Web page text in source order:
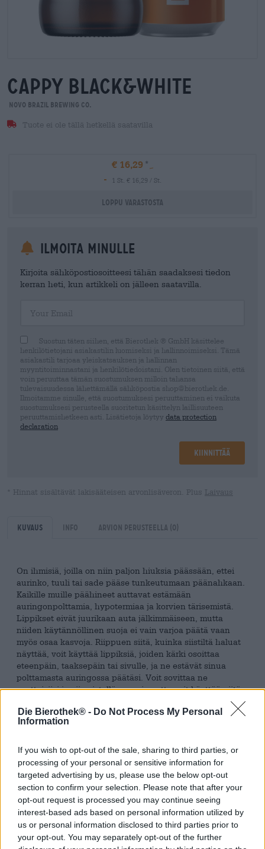
Die Bierothek® - Do Not Process My Personal
Information
If you wish to opt-out of the sale, sharing to third parties, or
processing of your personal or sensitive information for
targeted advertising by us, please use the below opt-out
section to confirm your selection. Please note that after your
opt-out request is processed you may continue seeing
interest-based ads based on personal information utilized by
us or personal information disclosed to third parties prior to
your opt-out. You may separately opt-out of the further
cappy black&white
Novo Brazil Brewing Co.
Tuote ei ole tällä hetkellä saatavilla
€ 16,29
-
1 St. € 16,29 / St.
Loppu varastosta
Ilmoita minulle
Kirjoita sähköpostiosoitteesi tähän saadaksesi tiedon
kerran heti, kun artikkeli on jälleen saatavilla.
Suostun täten siihen, että Bierothek ® GmbH käsittelee
henkilötietojani asiakastilin luomiseksi ja hallinnoimiseksi. Tämä
asiakastili tarjoaa yleiskatsauksen ja hallinnan
myyntitoiminnastani ja henkilötiedoistani. Olen tietoinen siitä, että
voin peruuttaa tämän suostumuksen milloin tahansa
tulevaisuudessa lähettämällä sähköpostia shop@bierothek.de.
Ilmoitamme sinulle, että suostumuksesi peruuttaminen ei vaikuta
suostumuksesi perusteella suoritetun käsittelyn laillisuuteen
peruuttamishetkeen asti. Lisätietoja löytyy data protection
declaration
Kiinnittää
* Hinnat sisältävät lakisääteisen arvonlisäveron. Plus Laivaus
Kuvaus Info Arvion perusteella (0)
On ihmisiä, joilla on niin paljon hiuksia päässään, ettei
aurinko, tuuli tai sade pääse tunkeutumaan päänahkaan.
Kaikille muille päähineet auttavat estämään
auringonpolttamia, hypotermiaa ja korvien tärisemistä.
Lippikset eivät juurikaan auta jälkimmäiseen, mutta
niiden käytännöllinen suoja ei vain varjoa päätä vaan
myös osaa kasvoja. Riippuen siitä, kuinka siistiltä haluat
näyttää, voit käyttää lippiksiä, joiden kärki osoittaa
eteenpäin, taaksepäin tai sivulle, ja ne estävät sinua
polttamasta auringossa päätäsi. Voit sovittaa ne
vaatteisiisi ja viimeistellä asuasi, mutta voit käyttää niitä
ankaralta auringonpaisteelta.
haluat käyttää sitä, Novo Brazilin lippalakki leikkaa
hienon hahmon jokaisessa versiossa. Pääty on ajaton
mustavalkoinen ja panimon logo löytyy keskeltä etuosaa.
Valkoisen ”Novo”-kirjoituksen lisäksi siihen koristaa
tyylitelty tukaani, joka kiinnittää kaikkien huomion.
Panimon nimi on kirjoitettu valkoisin kirjaimin
säädettävään selkänojaan.
Jos etsit tyylikästä aurinkosuojaa oluella, olet tullut